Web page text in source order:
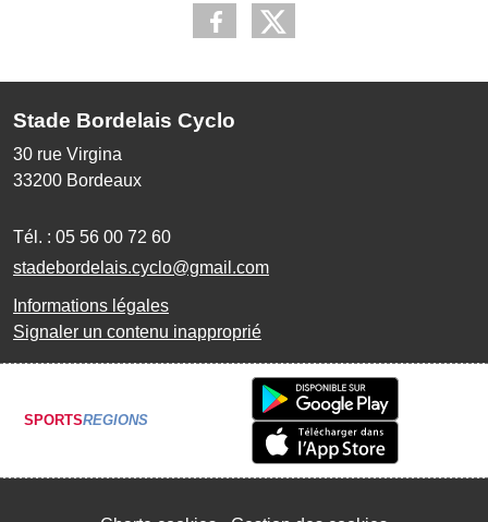
Stade Bordelais Cyclo
30 rue Virgina
33200 Bordeaux
Tél. : 05 56 00 72 60
stadebordelais.cyclo@gmail.com
Informations légales
Signaler un contenu inapproprié
SPORTSREGIONS